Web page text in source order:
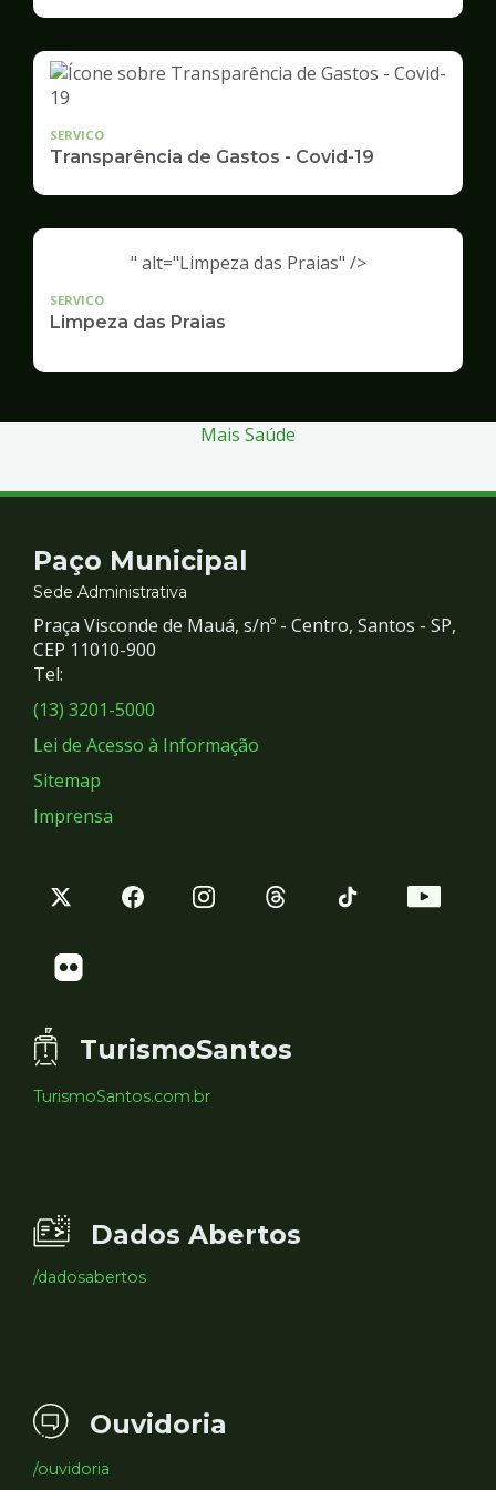
Infraestrutura
Serviços
Públicos
SERVICO
Transparência de Gastos - Covid-19
" alt="Limpeza das Praias" />
SERVICO
Limpeza das Praias
Mais Saúde
Contato
e
Redes
Sociais
Paço Municipal
Sede Administrativa
Praça Visconde de Mauá, s/nº - Centro, Santos - SP,
CEP 11010-900
Tel:
(13) 3201-5000
Lei de Acesso à Informação
Sitemap
Imprensa
TurismoSantos
TurismoSantos.com.br
Dados Abertos
/dadosabertos
Ouvidoria
/ouvidoria